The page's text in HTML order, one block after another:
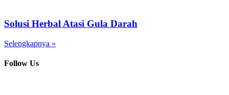
Solusi Herbal Atasi Gula Darah
Selengkapnya »
Follow Us